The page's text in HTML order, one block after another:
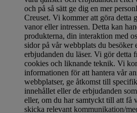
och på så sätt ge dig en mer
Creuset. Vi kommer att göra detta
vanor eller intressen. Detta kan
produkterna, din interaktion med
sidor på vår webbplats du
erbjudanden du läser. Vi gör detta
cookies och liknande teknik. Vi
informationen för att hantera vår
webbplatser, ge åtkomst till
innehållet eller de erbjudanden
eller, om du har samtyckt till att få
skicka relevant kommunikation/